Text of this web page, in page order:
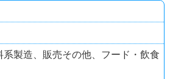
系製造、販売その他、フード・飲食